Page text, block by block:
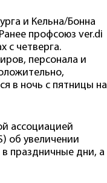
и Кельна/Бонна
профсоюз ver.di
с четверга.
персонала и
в ночь с пятницы на
ассоциацией
об увеличении
в праздничные дни, а